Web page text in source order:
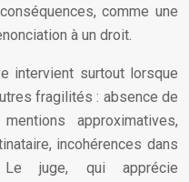
comme une
à un droit.
intervient surtout lorsque
fragilités : absence de
approximatives,
incohérences dans
juge, qui apprécie